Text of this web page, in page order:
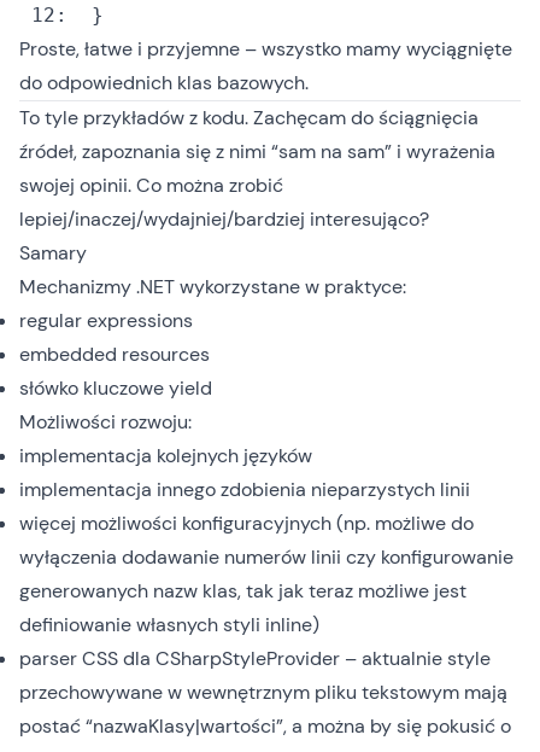
12:
Proste, łatwe i przyjemne – wszystko mamy wyciągnięte
do odpowiednich klas bazowych.
To tyle przykładów z kodu. Zachęcam do ściągnięcia
źródeł, zapoznania się z nimi “sam na sam” i wyrażenia
swojej opinii. Co można zrobić
lepiej/inaczej/wydajniej/bardziej interesująco?
Samary
Mechanizmy .NET wykorzystane w praktyce:
regular expressions
embedded resources
słówko kluczowe yield
Możliwości rozwoju:
implementacja kolejnych języków
implementacja innego zdobienia nieparzystych linii
więcej możliwości konfiguracyjnych (np. możliwe do
wyłączenia dodawanie numerów linii czy konfigurowanie
generowanych nazw klas, tak jak teraz możliwe jest
definiowanie własnych styli inline)
parser CSS dla CSharpStyleProvider – aktualnie style
przechowywane w wewnętrznym pliku tekstowym mają
postać “nazwaKlasy|wartości”, a można by się pokusić o